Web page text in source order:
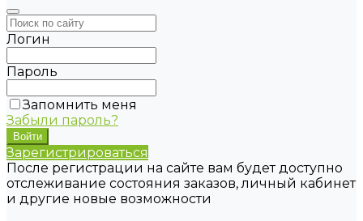
Логин
Пароль
Запомнить меня
Забыли пароль?
Зарегистрироваться
После регистрации на сайте вам будет доступно
отслеживание состояния заказов, личный кабинет
и другие новые возможности